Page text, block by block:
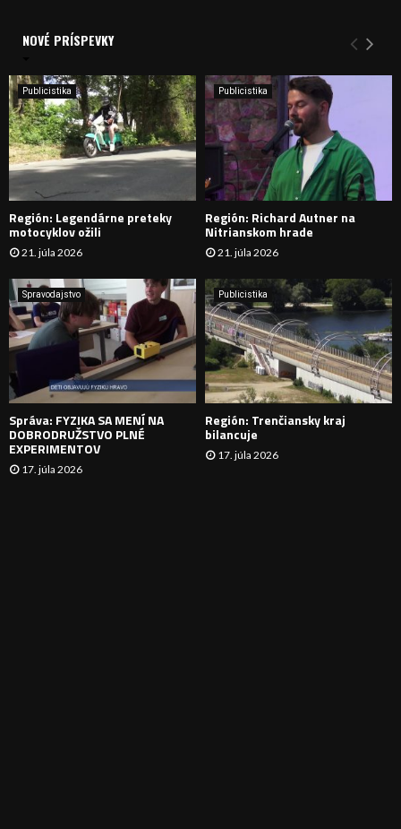
i
e
:
Y
H
D
A
N
I
E
NOVÉ PRÍSPEVKY
Publicistika
Región: Legendárne preteky
motocyklov ožili
21. júla 2026
Publicistika
Región: Richard Autner na
Nitrianskom hrade
21. júla 2026
Spravodajstvo
Správa: FYZIKA SA MENÍ NA
DOBRODRUŽSTVO PLNÉ
EXPERIMENTOV
17. júla 2026
Publicistika
Región: Trenčiansky kraj
bilancuje
17. júla 2026